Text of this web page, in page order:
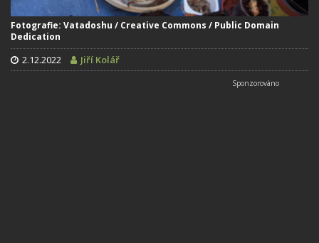
Fotografie: Vatadoshu / Creative Commons / Public Domain
Dedication
2.12.2022 Jiří Kolář